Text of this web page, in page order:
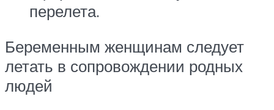
перелета.
Беременным женщинам следует
летать в сопровождении родных
людей